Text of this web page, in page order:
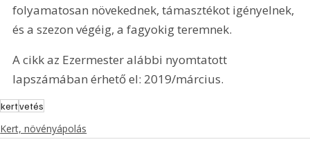
folyamatosan növekednek, támasztékot igényelnek,
és a szezon végéig, a fagyokig teremnek.
A cikk az Ezermester alábbi nyomtatott
lapszámában érhető el: 2019/március.
kertvetés
Kert, növényápolás